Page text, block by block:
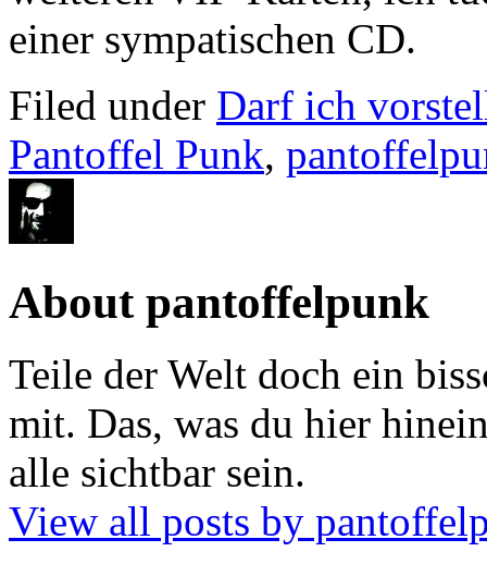
einer sympatischen CD.
Filed under Darf ich
Pantoffel Punk,
About pantoffelpunk
Teile der Welt doch ein
mit. Das, was du hier
alle sichtbar sein.
View all posts by